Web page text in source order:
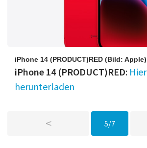
iPhone 14 (PRODUCT)RED (Bild: Apple)
iPhone 14 (PRODUCT)RED: Hier
herunterladen
< 5/7